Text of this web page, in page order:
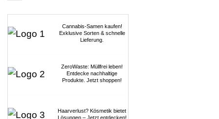
Cannabis-Samen kaufen!
Exklusive Sorten & schnelle
Lieferung.
ZeroWaste: Müllfrei leben!
Entdecke nachhaltige
Produkte. Jetzt shoppen!
Haarverlust? Kösmetik bietet
Lösungen – Jetzt entdecken!